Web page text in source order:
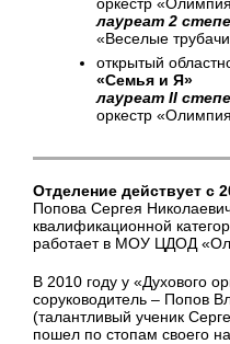
оркестр
лауреат 2
«Веселые
открытый
«Семья и Я»
лауреат II
оркестр
Отделение действует с
Попова Сергея
квалификационной
работает в МОУ ЦДОД
В 2010 году у «Духового
соруководитель – Попов
(талантливый ученик
пошел по стопам своего